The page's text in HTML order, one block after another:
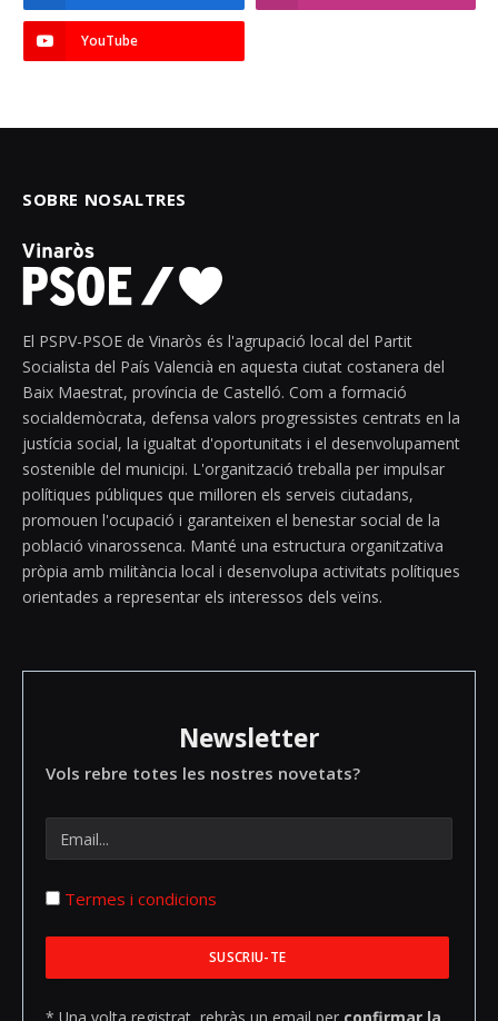
YouTube
SOBRE NOSALTRES
El PSPV-PSOE de Vinaròs és l'agrupació local del Partit
Socialista del País Valencià en aquesta ciutat costanera del
Baix Maestrat, província de Castelló. Com a formació
socialdemòcrata, defensa valors progressistes centrats en la
justícia social, la igualtat d'oportunitats i el desenvolupament
sostenible del municipi. L'organització treballa per impulsar
polítiques públiques que milloren els serveis ciutadans,
promouen l'ocupació i garanteixen el benestar social de la
població vinarossenca. Manté una estructura organitzativa
pròpia amb militància local i desenvolupa activitats polítiques
orientades a representar els interessos dels veïns.
Newsletter
Vols rebre totes les nostres novetats?
Termes i condicions